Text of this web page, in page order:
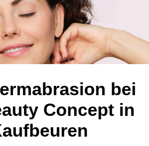
bei
Concept in